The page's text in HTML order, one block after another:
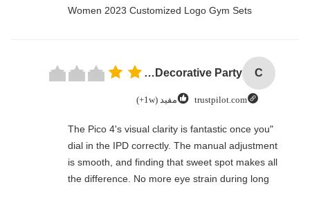
Women 2023 Customized Logo Gym Sets
C
Custom Creative Goodie Christmas Kraft Paper Gift Bag with Your Own Logo for Xmas Decorative Party
trustpilot.com مفید (1w+)
"The Pico 4's visual clarity is fantastic once you
dial in the IPD correctly. The manual adjustment
is smooth, and finding that sweet spot makes all
the difference. No more eye strain during long